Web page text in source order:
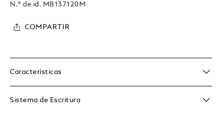
N.º de id. MB137120M
COMPARTIR
Características
Sistema de Escritura